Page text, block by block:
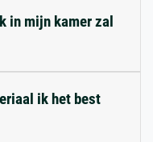
in mijn kamer zal
ik het best